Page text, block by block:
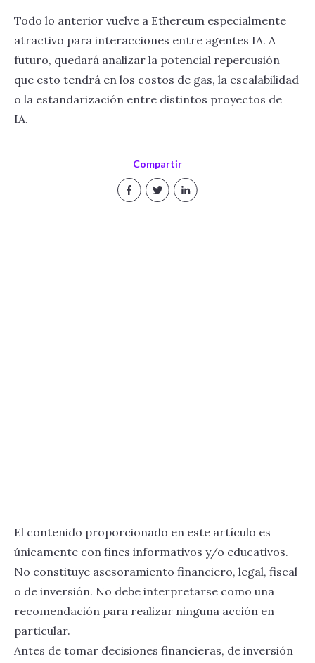
Compartir
Todo lo anterior vuelve a Ethereum especialmente
atractivo para interacciones entre agentes IA. A
futuro, quedará analizar la potencial repercusión
que esto tendrá en los costos de gas, la escalabilidad
o la estandarización entre distintos proyectos de
IA.
El contenido proporcionado en este artículo es
únicamente con fines informativos y/o educativos.
No constituye asesoramiento financiero, legal, fiscal
o de inversión. No debe interpretarse como una
recomendación para realizar ninguna acción en
particular.
Antes de tomar decisiones financieras, de inversión